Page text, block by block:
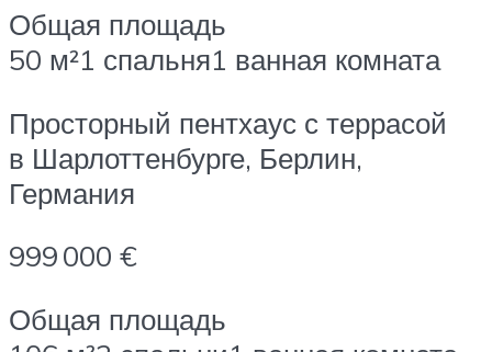
Общая площадь
50 м²1 спальня1 ванная комната
Просторный пентхаус с террасой
в Шарлоттенбурге, Берлин,
Германия
999 000 €
Общая площадь